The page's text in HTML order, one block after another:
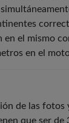
en el mismo
en el
de las
que ser